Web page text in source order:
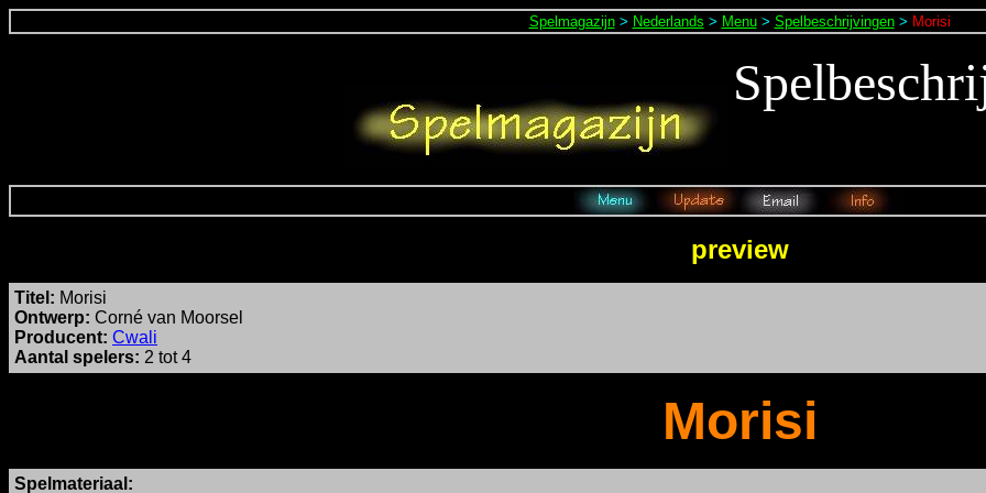
Spelmagazijn> Nederlands > Menu > Spelbeschrijvingen > Morisi
preview
Titel: Morisi
Ontwerp: Corné van Moorsel
Producent: Cwali
Aantal spelers: 2 tot 4
Morisi
Spelmateriaal: